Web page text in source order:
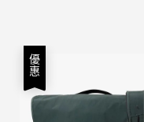
優惠